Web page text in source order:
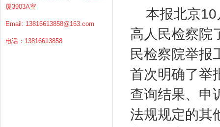
厦3903A室
Email: 13816613858@163.com
电话：13816613858
本报北京10
高人民检察院
民检察院举报
首次明确了举
查询结果、申
法规规定的其